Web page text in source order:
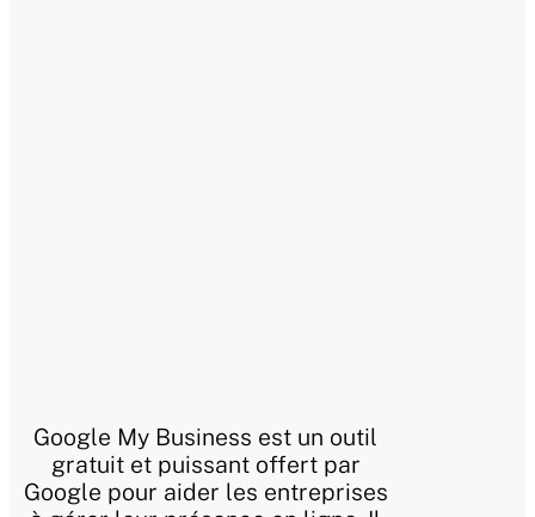
Google My Business est un outil
gratuit et puissant offert par
Google pour aider les entreprises